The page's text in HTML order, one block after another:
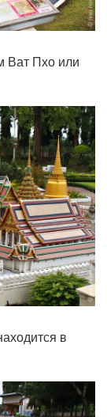
Ват Пхо или
в